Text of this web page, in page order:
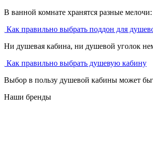
В ванной комнате хранятся разные
Как правильно выбрать поддон для
Ни душевая кабина, ни душевой уголок
Как правильно выбрать душевую кабину
Выбор в пользу душевой кабины может
Наши бренды